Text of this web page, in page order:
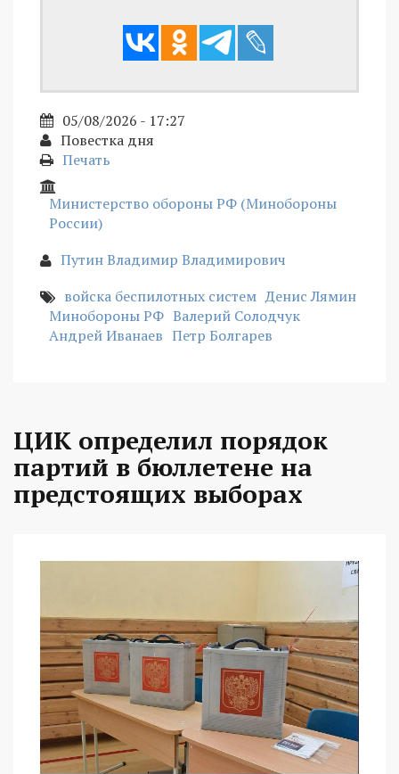
05/08/2026 - 17:27
Повестка дня
Печать
Министерство обороны РФ (Минобороны
России)
Путин Владимир Владимирович
войска беспилотных систем Денис Лямин
Минобороны РФ Валерий Солодчук
Андрей Иванаев Петр Болгарев
ЦИК определил порядок
партий в бюллетене на
предстоящих выборах